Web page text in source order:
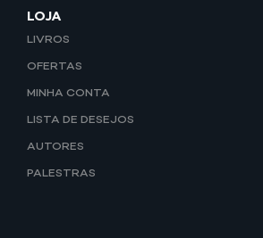
LOJA
LIVROS
OFERTAS
MINHA CONTA
LISTA DE DESEJOS
AUTORES
PALESTRAS